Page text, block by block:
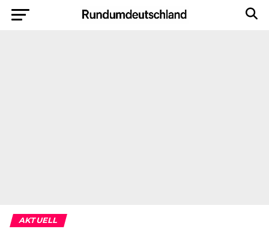
AKTUELL